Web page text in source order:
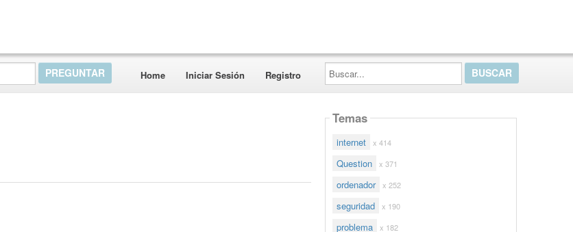
Home Iniciar Sesión Registro
Buscar...
Temas
internet x 414
Question x 371
ordenador x 252
seguridad x 190
problema x 182